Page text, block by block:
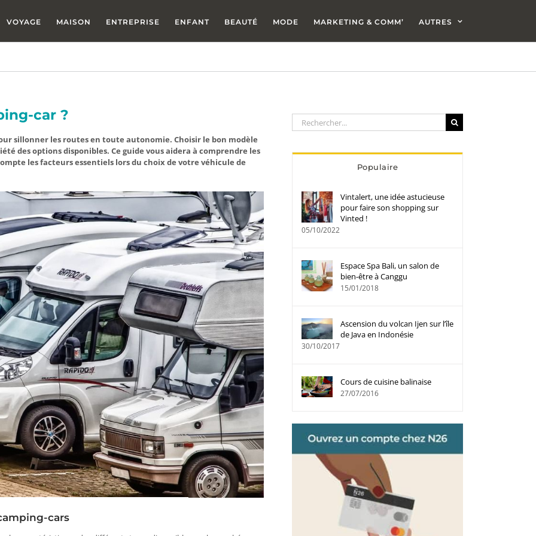
VOYAGE MAISON ENTREPRISE ENFANT BEAUTÉ MODE MARKETING & COMM’ AUTRES
car ?
sillonner les routes en toute autonomie. Choisir le bon modèle
des options disponibles. Ce guide vous aidera à comprendre les
les facteurs essentiels lors du choix de votre véhicule de
cars
Rechercher:
Populaire
Vintalert, une idée astucieuse
pour faire son shopping sur
Vinted !
05/10/2022
Espace Spa Bali, un salon de
bien-être à Canggu
15/01/2018
Ascension du volcan Ijen sur l’île
de Java en Indonésie
30/10/2017
Cours de cuisine balinaise
27/07/2016